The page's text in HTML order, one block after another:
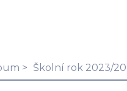
Školní rok 2023/